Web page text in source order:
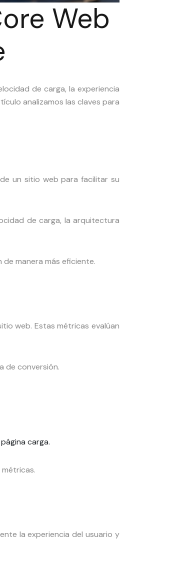
Web
de carga, la experiencia
analizamos las claves para
un sitio web para facilitar su
de carga, la arquitectura
manera más eficiente.
web. Estas métricas evalúan
de conversión.
carga.
la experiencia del usuario y